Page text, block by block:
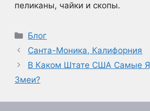
пеликаны, чайки и скопы.
Рубрики
Блог
Санта-Моника, Калифорния
В Каком Штате США Самые
Змеи?